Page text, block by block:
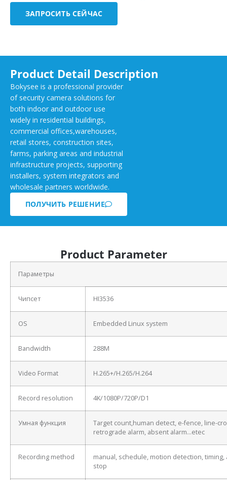
ЗАПРОСИТЬ СЕЙЧАС
Product Detail Description
Bokysee is a professional provider
of security camera solutions for
both indoor and outdoor use
widely in residential buildings,
commercial offices,warehouses,
retail stores, construction sites,
farms, parking areas and industrial
infrastructure projects, supporting
installers, system integrators and
wholesale partners worldwide.
ПОЛУЧИТЬ РЕШЕНИЕ
Product Parameter
Параметры
Чипсет HI3536
OS Embedded Linux system
Bandwidth 288M
Video Format H.265+/H.265/H.264
Record resolution 4K/1080P/720P/D1
Умная функция
Target count,human detect, e-fence, line-
retrograde alarm, absent alarm…etec
Recording method
manual, schedule, motion detection, timing,
stop